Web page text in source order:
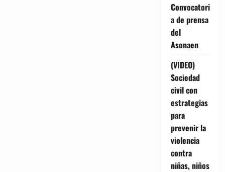
Convocatori
a de prensa
del
Asonaen
(VIDEO)
Sociedad
civil con
estrategias
para
prevenir la
violencia
contra
niñas, niños